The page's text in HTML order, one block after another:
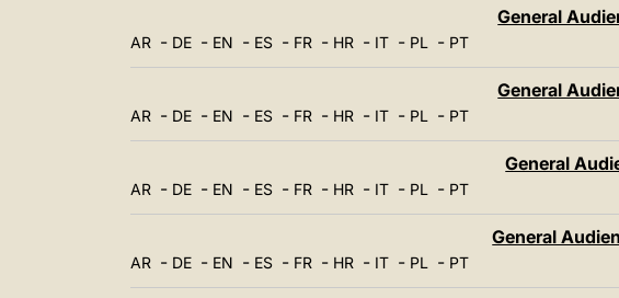
العربيّة
LATINE
General
AR - DE - EN - ES - FR - HR - IT - PL - PT
General
AR - DE - EN - ES - FR - HR - IT - PL - PT
General
AR - DE - EN - ES - FR - HR - IT - PL - PT
General
AR - DE - EN - ES - FR - HR - IT - PL - PT